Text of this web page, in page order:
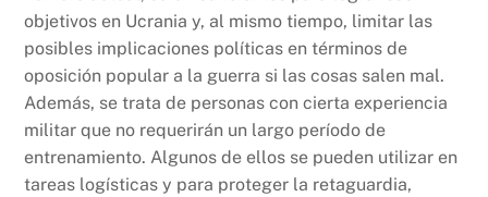
objetivos en Ucrania y, al mismo tiempo, limitar las
posibles implicaciones políticas en términos de
oposición popular a la guerra si las cosas salen mal.
Además, se trata de personas con cierta experiencia
militar que no requerirán un largo período de
entrenamiento. Algunos de ellos se pueden utilizar en
tareas logísticas y para proteger la retaguardia,